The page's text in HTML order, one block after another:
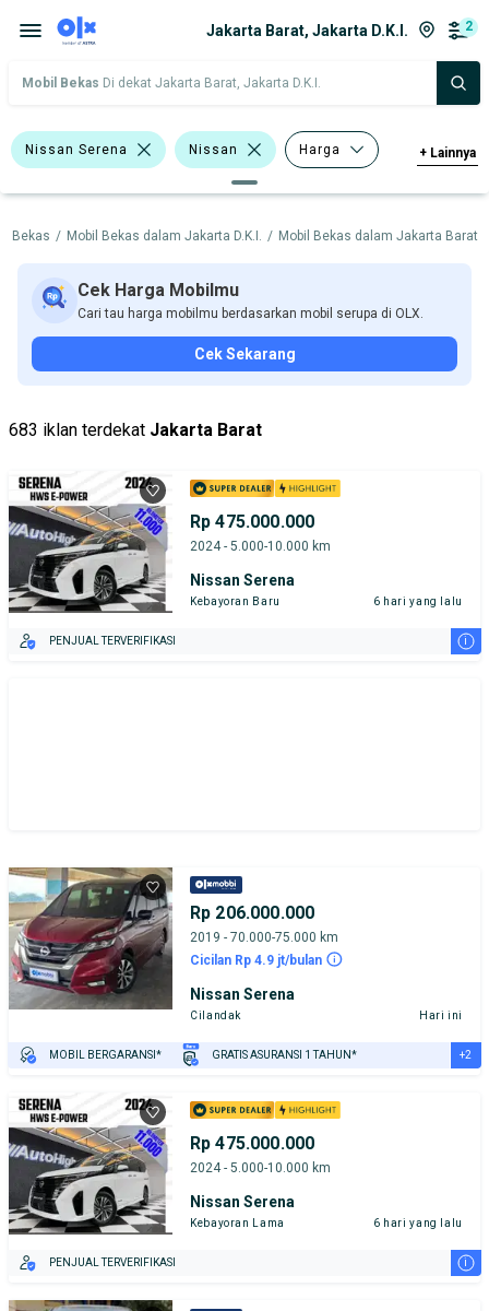
Jakarta Barat, Jakarta D.K.I. 2
Mobil Bekas Di dekat Jakarta Barat, Jakarta D.K.I.
Nissan Serena Nissan Harga
Merek Dan Model Tahun
Tipe Bodi Tipe Membership
+ Lainnya
Bekas / Mobil Bekas dalam Jakarta D.K.I. / Mobil Bekas dalam Jakarta Barat
Cek Harga Mobilmu
Cari tau harga mobilmu berdasarkan mobil serupa di OLX.
Cek Sekarang
683 iklan terdekat Jakarta Barat
Rp 475.000.000
2024 - 5.000-10.000 km
Nissan Serena
Kebayoran Baru 6 hari yang lalu
PENJUAL TERVERIFIKASI i
Rp 206.000.000
2019 - 70.000-75.000 km
Cicilan Rp 4.9 jt/bulan
Nissan Serena
Cilandak Hari ini
MOBIL BERGARANSI* GRATIS ASURANSI 1 TAHUN* +2
Rp 475.000.000
2024 - 5.000-10.000 km
Nissan Serena
Kebayoran Lama 6 hari yang lalu
PENJUAL TERVERIFIKASI i